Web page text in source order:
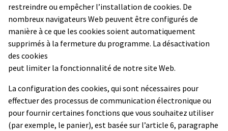
restreindre ou empêcher l’installation de cookies. De
nombreux navigateurs Web peuvent être configurés de
manière à ce que les cookies soient automatiquement
supprimés à la fermeture du programme. La désactivation
des cookies
peut limiter la fonctionnalité de notre site Web.
La configuration des cookies, qui sont nécessaires pour
effectuer des processus de communication électronique ou
pour fournir certaines fonctions que vous souhaitez utiliser
(par exemple, le panier), est basée sur l’article 6, paragraphe